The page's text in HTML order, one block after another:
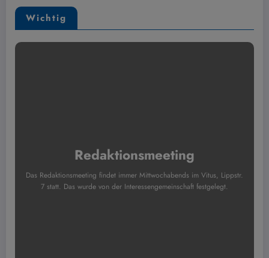
Wichtig
Redaktionsmeeting
Das Redaktionsmeeting findet immer Mittwochabends im Vitus, Lippstr.
7 statt. Das wurde von der Interessengemeinschaft festgelegt.